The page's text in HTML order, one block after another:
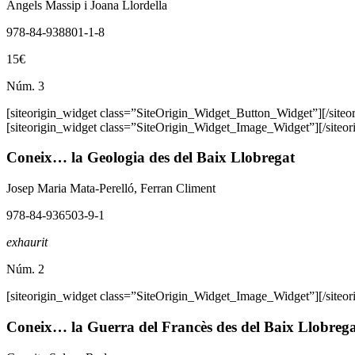
Àngels Massip i Joana Llordella
978-84-938801-1-8
15€
Núm. 3
[siteorigin_widget class=”SiteOrigin_Widget_Button_Widget”][/
[siteorigin_widget class=”SiteOrigin_Widget_Image_Widget”][/
Coneix… la Geologia des del Baix Llobregat
Josep Maria Mata-Perelló, Ferran Climent
978-84-936503-9-1
exhaurit
Núm. 2
[siteorigin_widget class=”SiteOrigin_Widget_Image_Widget”][/
Coneix… la Guerra del Francès des del Baix